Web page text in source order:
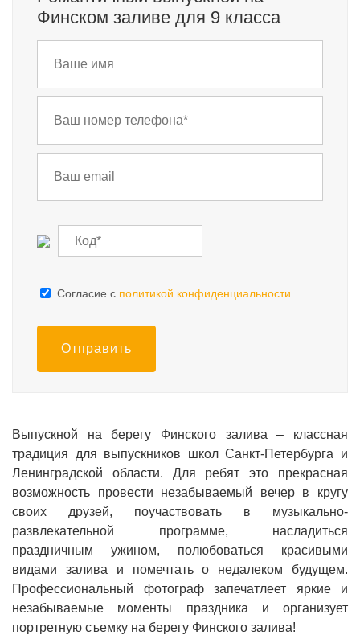
Финском заливе для 9 класса
Cогласие с политикой конфиденциальности
Отправить
Выпускной на берегу Финского залива – классная
традиция для выпускников школ Санкт-Петербурга и
Ленинградской области. Для ребят это прекрасная
возможность провести незабываемый вечер в кругу
своих друзей, поучаствовать в музыкально-
развлекательной программе, насладиться
праздничным ужином, полюбоваться красивыми
видами залива и помечтать о недалеком будущем.
Профессиональный фотограф запечатлеет яркие и
незабываемые моменты праздника и организует
портретную съемку на берегу Финского залива!